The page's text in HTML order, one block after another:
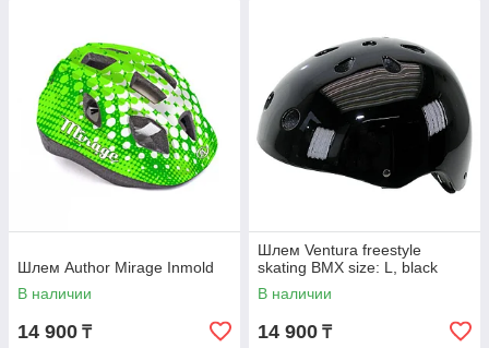
Шлем Author Mirage Inmold
В наличии
14 900 ₸
Шлем Ventura freestyle
skating BMX size: L, black
В наличии
14 900 ₸